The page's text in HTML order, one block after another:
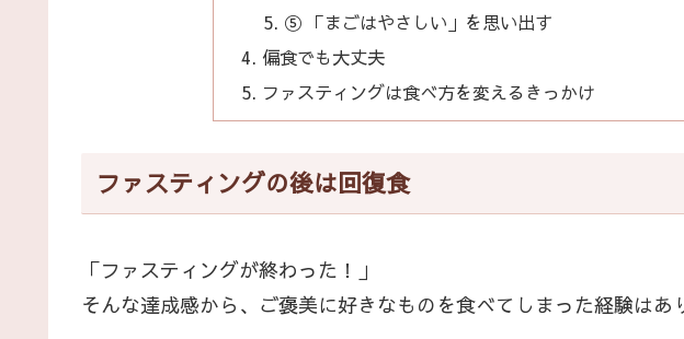
⑤ 「まごはやさしい」を思い出す
偏食でも大丈夫
ファスティングは食べ方を変えるきっかけ
ファスティングの後は回復食
「ファスティングが終わった！」
そんな達成感から、ご褒美に好きなものを食べてしまった経験はあ